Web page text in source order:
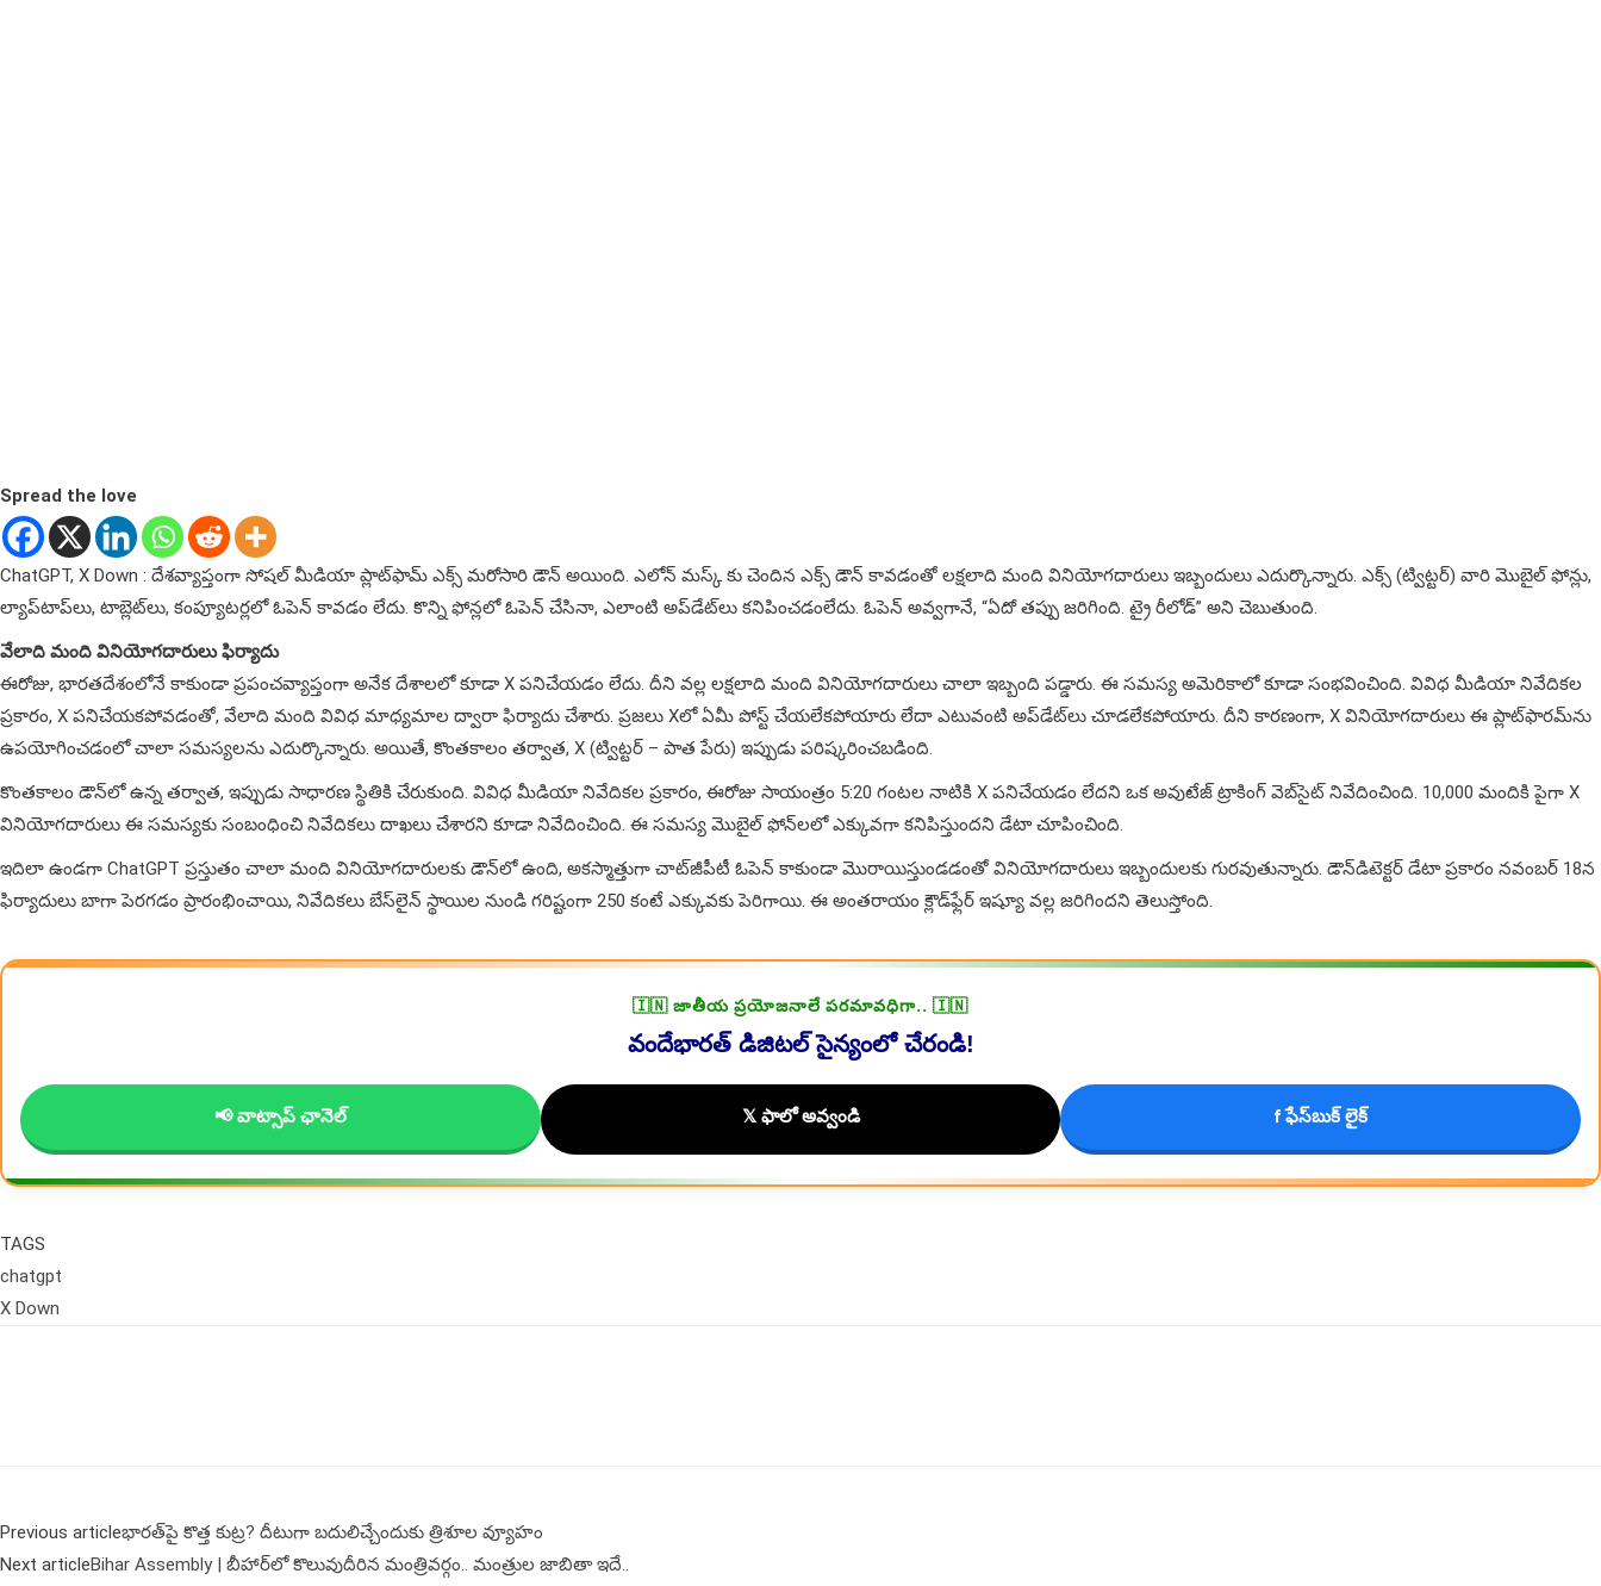
Spread the love
ChatGPT, X Down : దేశవ్యాప్తంగా సోషల్ మీడియా ప్లాట్‌ఫామ్ ఎక్స్ మరోసారి డౌన్ అయింది. ఎలోన్ మస్క్ కు చెందిన‌ ఎక్స్ డౌన్ కావడంతో లక్షలాది మంది వినియోగదారులు ఇబ్బందులు ఎదుర్కొన్నారు. ఎక్స్ (ట్విట్టర్) వారి మొబైల్ ఫోన్లు,
ల్యాప్‌టాప్‌లు, టాబ్లెట్‌లు, కంప్యూటర్లలో ఓపెన్ కావ‌డం లేదు. కొన్ని ఫోన్లలో ఓపెన్ చేసినా, ఎలాంటి అప్‌డేట్‌లు కనిపించడంలేదు. ఓపెన్ అవ్వగానే, “ఏదో తప్పు జరిగింది. ట్రై రీలోడ్” అని చెబుతుంది.
వేలాది మంది వినియోగదారులు ఫిర్యాదు
ఈరోజు, భారతదేశంలోనే కాకుండా ప్రపంచవ్యాప్తంగా అనేక దేశాలలో కూడా X పనిచేయడం లేదు. దీని వల్ల‌ లక్షలాది మంది వినియోగదారులు చాలా ఇబ్బంది పడ్డారు. ఈ సమస్య అమెరికాలో కూడా సంభవించింది. వివిధ మీడియా నివేదికల
ప్రకారం, X పనిచేయకపోవడంతో, వేలాది మంది వివిధ మాధ్యమాల ద్వారా ఫిర్యాదు చేశారు. ప్రజలు Xలో ఏమీ పోస్ట్ చేయలేకపోయారు లేదా ఎటువంటి అప్‌డేట్‌లు చూడలేకపోయారు. దీని కారణంగా, X వినియోగదారులు ఈ ప్లాట్‌ఫారమ్‌ను
ఉపయోగించడంలో చాలా సమస్యలను ఎదుర్కొన్నారు. అయితే, కొంతకాలం తర్వాత, X (ట్విట్టర్ – పాత పేరు) ఇప్పుడు పరిష్కరించబడింది.
కొంతకాలం డౌన్‌లో ఉన్న తర్వాత, ఇప్పుడు సాధారణ స్థితికి చేరుకుంది. వివిధ మీడియా నివేదికల ప్రకారం, ఈరోజు సాయంత్రం 5:20 గంటల నాటికి X పనిచేయడం లేదని ఒక అవుటేజ్ ట్రాకింగ్ వెబ్‌సైట్ నివేదించింది. 10,000 మందికి పైగా X
వినియోగదారులు ఈ సమస్యకు సంబంధించి నివేదికలు దాఖలు చేశారని కూడా నివేదించింది. ఈ సమస్య మొబైల్ ఫోన్‌లలో ఎక్కువగా కనిపిస్తుందని డేటా చూపించింది.
ఇదిలా ఉండ‌గా ChatGPT ప్రస్తుతం చాలా మంది వినియోగదారులకు డౌన్‌లో ఉంది, అకస్మాత్తుగా చాట్‌జీపీటీ ఓపెన్ కాకుండా మొరాయిస్తుండ‌డంతో వినియోగ‌దారులు ఇబ్బందులకు గుర‌వుతున్నారు. డౌన్‌డిటెక్టర్ డేటా ప్రకారం నవంబర్ 18న
ఫిర్యాదులు బాగా పెరగడం ప్రారంభించాయి, నివేదికలు బేస్‌లైన్ స్థాయిల నుండి గరిష్టంగా 250 కంటే ఎక్కువకు పెరిగాయి. ఈ అంతరాయం క్లౌడ్‌ఫ్లేర్ ఇష్యూ వ‌ల్ల జ‌రిగింద‌ని తెలుస్తోంది.
🇮🇳 జాతీయ ప్రయోజనాలే పరమావధిగా.. 🇮🇳
వందేభారత్ డిజిటల్ సైన్యంలో చేరండి!
📢 వాట్సాప్ ఛానెల్ 𝕏 ఫాలో అవ్వండి f ఫేస్‌బుక్ లైక్
TAGS
chatgpt
X Down
Previous articleభారత్‌పై కొత్త కుట్ర? దీటుగా బదులిచ్చేందుకు త్రిశూల వ్యూహం
Next articleBihar Assembly | బీహార్‌లో కొలువుదీరిన మంత్రివ‌ర్గం.. మంత్రుల జాబితా ఇదే..